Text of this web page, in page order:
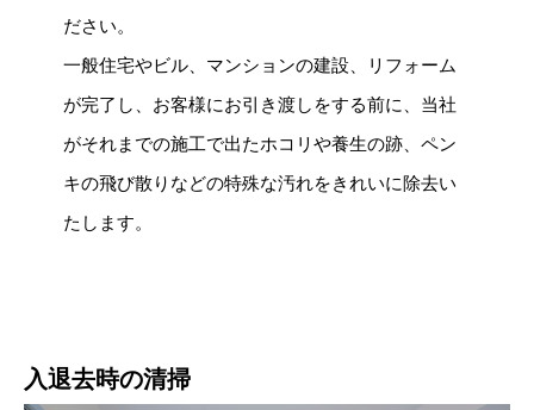
ださい。
一般住宅やビル、マンションの建設、リフォーム
が完了し、お客様にお引き渡しをする前に、当社
がそれまでの施工で出たホコリや養生の跡、ペン
キの飛び散りなどの特殊な汚れをきれいに除去い
たします。
入退去時の清掃